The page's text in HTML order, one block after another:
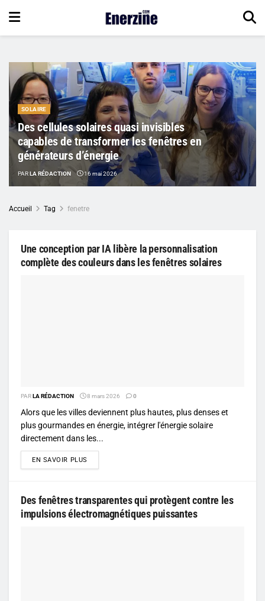
SOLAIRE
Des cellules solaires quasi invisibles
capables de transformer les fenêtres en
générateurs d’énergie
PARLA RÉDACTION 16 mai 2026
Accueil Tag fenetre
Une conception par IA libère la personnalisation
complète des couleurs dans les fenêtres solaires
PARLA RÉDACTION 8 mars 2026 0
Alors que les villes deviennent plus hautes, plus denses et
plus gourmandes en énergie, intégrer l'énergie solaire
directement dans les...
EN SAVOIR PLUS
Des fenêtres transparentes qui protègent contre les
impulsions électromagnétiques puissantes